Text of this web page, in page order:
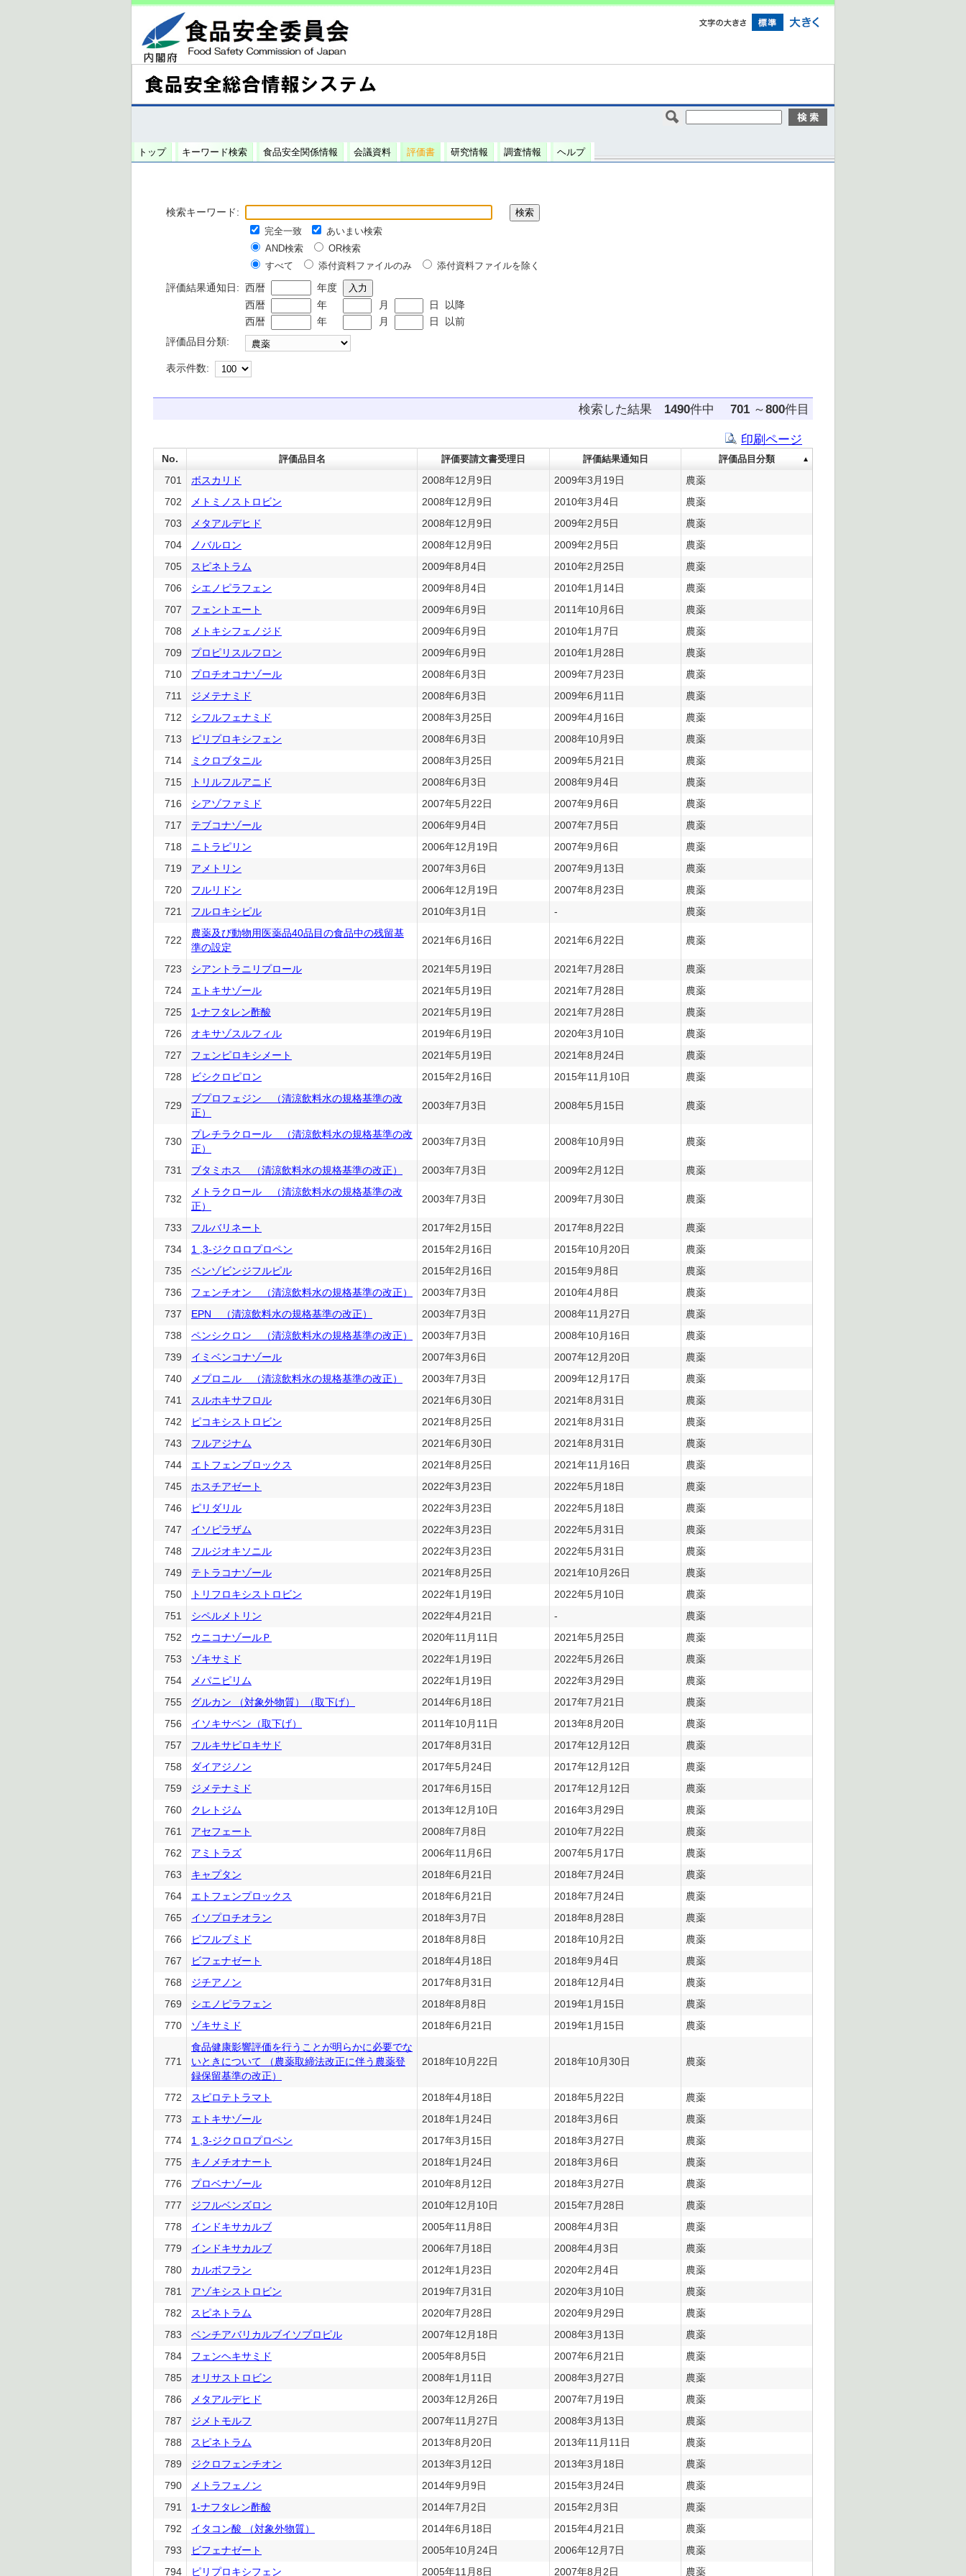
トップ キーワード検索 食品安全関係情報 会議資料 評価書 研究情報 調査情報 ヘルプ
検索キーワード:
完全一致
あいまい検索
AND検索
OR検索
すべて
添付資料ファイルのみ 添付資料ファイルを除く
評価結果通知日: 西暦
年度
西暦
年 月 日
以降
西暦
年 月 日
以前
評価品目分類:
表示件数:
検索した結果 1490件中 701 ～800件目
印刷ページ
No. 評価品目名 評価要請文書受理日 評価結果通知日
評価品目分類
701
ボスカリド 2008年12月9日 2009年3月19日
農薬
702
メトミノストロビン 2008年12月9日 2010年3月4日
農薬
703
メタアルデヒド 2008年12月9日 2009年2月5日
農薬
704
ノバルロン 2008年12月9日 2009年2月5日
農薬
705
スピネトラム 2009年8月4日 2010年2月25日
農薬
706
シエノピラフェン 2009年8月4日 2010年1月14日
農薬
707
フェントエート 2009年6月9日 2011年10月6日
農薬
708
メトキシフェノジド 2009年6月9日 2010年1月7日
農薬
709
プロピリスルフロン 2009年6月9日 2010年1月28日
農薬
710
プロチオコナゾール 2008年6月3日 2009年7月23日
農薬
711
ジメテナミド 2008年6月3日 2009年6月11日
農薬
712
シフルフェナミド 2008年3月25日 2009年4月16日
農薬
713
ピリプロキシフェン 2008年6月3日 2008年10月9日
農薬
714
ミクロブタニル 2008年3月25日 2009年5月21日
農薬
715
トリルフルアニド 2008年6月3日 2008年9月4日
農薬
716
シアゾファミド 2007年5月22日 2007年9月6日
農薬
717
テブコナゾール 2006年9月4日 2007年7月5日
農薬
718
ニトラピリン 2006年12月19日 2007年9月6日
農薬
719
アメトリン 2007年3月6日 2007年9月13日
農薬
720
フルリドン 2006年12月19日 2007年8月23日
農薬
721
フルロキシピル 2010年3月1日 - 農薬
722
農薬及び動物用医薬品40品目の食品中の残留基
準の設定
2021年6月16日 2021年6月22日 農薬
723 シアントラニリプロール 2021年5月19日 2021年7月28日
農薬
724
エトキサゾール 2021年5月19日 2021年7月28日
農薬
725
1-ナフタレン酢酸 2021年5月19日 2021年7月28日
農薬
726
オキサゾスルフィル 2019年6月19日 2020年3月10日
農薬
727
フェンピロキシメート 2021年5月19日 2021年8月24日
農薬
728
ビシクロピロン 2015年2月16日 2015年11月10日 農薬
729
ブプロフェジン （清涼飲料水の規格基準の改
正）
2003年7月3日 2008年5月15日 農薬
730
プレチラクロール （清涼飲料水の規格基準の改
正）
2003年7月3日 2008年10月9日 農薬
731 ブタミホス （清涼飲料水の規格基準の改正） 2003年7月3日 2009年2月12日 農薬
732
メトラクロール （清涼飲料水の規格基準の改
正）
2003年7月3日 2009年7月30日 農薬
733 フルバリネート 2017年2月15日 2017年8月22日
農薬
734
1 ,3-ジクロロプロペン 2015年2月16日 2015年10月20日
農薬
735
ベンゾビンジフルピル 2015年2月16日 2015年9月8日
農薬
736
フェンチオン （清涼飲料水の規格基準の改正） 2003年7月3日 2010年4月8日
農薬
737
EPN （清涼飲料水の規格基準の改正） 2003年7月3日 2008年11月27日
農薬
738
ペンシクロン （清涼飲料水の規格基準の改正） 2003年7月3日 2008年10月16日
農薬
739
イミベンコナゾール 2007年3月6日 2007年12月20日
農薬
740
メプロニル （清涼飲料水の規格基準の改正） 2003年7月3日 2009年12月17日
農薬
741
スルホキサフロル 2021年6月30日 2021年8月31日
農薬
742
ピコキシストロビン 2021年8月25日 2021年8月31日
農薬
743
フルアジナム 2021年6月30日 2021年8月31日
農薬
744
エトフェンプロックス 2021年8月25日 2021年11月16日
農薬
745
ホスチアゼート 2022年3月23日 2022年5月18日
農薬
746
ピリダリル 2022年3月23日 2022年5月18日
農薬
747
イソピラザム 2022年3月23日 2022年5月31日
農薬
748
フルジオキソニル 2022年3月23日 2022年5月31日
農薬
749
テトラコナゾール 2021年8月25日 2021年10月26日
農薬
750
トリフロキシストロビン 2022年1月19日 2022年5月10日
農薬
751
シペルメトリン 2022年4月21日 -
農薬
752
ウニコナゾールＰ 2020年11月11日 2021年5月25日
農薬
753
ゾキサミド 2022年1月19日 2022年5月26日
農薬
754
メパニピリム 2022年1月19日 2022年3月29日
農薬
755
グルカン （対象外物質）（取下げ） 2014年6月18日 2017年7月21日
農薬
756
イソキサベン（取下げ） 2011年10月11日 2013年8月20日
農薬
757
フルキサピロキサド 2017年8月31日 2017年12月12日
農薬
758
ダイアジノン 2017年5月24日 2017年12月12日
農薬
759
ジメテナミド 2017年6月15日 2017年12月12日
農薬
760
クレトジム 2013年12月10日 2016年3月29日
農薬
761
アセフェート 2008年7月8日 2010年7月22日
農薬
762
アミトラズ 2006年11月6日 2007年5月17日
農薬
763
キャプタン 2018年6月21日 2018年7月24日
農薬
764
エトフェンプロックス 2018年6月21日 2018年7月24日
農薬
765
イソプロチオラン 2018年3月7日 2018年8月28日
農薬
766
ピフルブミド 2018年8月8日 2018年10月2日
農薬
767
ビフェナゼート 2018年4月18日 2018年9月4日
農薬
768
ジチアノン 2017年8月31日 2018年12月4日
農薬
769
シエノピラフェン 2018年8月8日 2019年1月15日
農薬
770
ゾキサミド 2018年6月21日 2019年1月15日 農薬
771
食品健康影響評価を行うことが明らかに必要でな
いときについて （農薬取締法改正に伴う農薬登
録保留基準の改正）
2018年10月22日 2018年10月30日 農薬
772 スピロテトラマト 2018年4月18日 2018年5月22日
農薬
773
エトキサゾール 2018年1月24日 2018年3月6日
農薬
774
1 ,3-ジクロロプロペン 2017年3月15日 2018年3月27日
農薬
775
キノメチオナート 2018年1月24日 2018年3月6日
農薬
776
プロベナゾール 2010年8月12日 2018年3月27日
農薬
777
ジフルベンズロン 2010年12月10日 2015年7月28日
農薬
778
インドキサカルブ 2005年11月8日 2008年4月3日
農薬
779
インドキサカルブ 2006年7月18日 2008年4月3日
農薬
780
カルボフラン 2012年1月23日 2020年2月4日
農薬
781
アゾキシストロビン 2019年7月31日 2020年3月10日
農薬
782
スピネトラム 2020年7月28日 2020年9月29日
農薬
783
ベンチアバリカルブイソプロピル 2007年12月18日 2008年3月13日
農薬
784
フェンヘキサミド 2005年8月5日 2007年6月21日
農薬
785
オリサストロビン 2008年1月11日 2008年3月27日
農薬
786
メタアルデヒド 2003年12月26日 2007年7月19日
農薬
787
ジメトモルフ 2007年11月27日 2008年3月13日
農薬
788
スピネトラム 2013年8月20日 2013年11月11日
農薬
789
ジクロフェンチオン 2013年3月12日 2013年3月18日
農薬
790
メトラフェノン 2014年9月9日 2015年3月24日
農薬
791
1-ナフタレン酢酸 2014年7月2日 2015年2月3日
農薬
792
イタコン酸 （対象外物質） 2014年6月18日 2015年4月21日
農薬
793
ビフェナゼート 2005年10月24日 2006年12月7日
農薬
794
ピリプロキシフェン 2005年11月8日 2007年8月2日 農薬